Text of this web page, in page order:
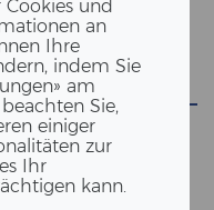
und
an
Ihre
indem Sie
am
Sie,
einiger
zur
Ihr
kann.
""